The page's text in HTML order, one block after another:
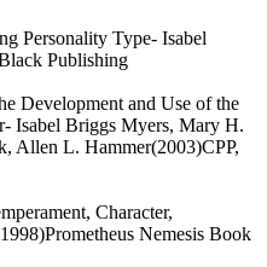
Personality Type- Isabel
Publishing
Development and Use of the
- Isabel Briggs Myers, Mary H.
Allen L. Hammer(2003)CPP,
Character,
1998)Prometheus Nemesis Book